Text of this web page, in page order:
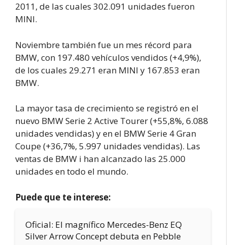
2011, de las cuales 302.091 unidades fueron
MINI.
Noviembre también fue un mes récord para
BMW, con 197.480 vehículos vendidos (+4,9%),
de los cuales 29.271 eran MINI y 167.853 eran
BMW.
La mayor tasa de crecimiento se registró en el
nuevo BMW Serie 2 Active Tourer (+55,8%, 6.088
unidades vendidas) y en el BMW Serie 4 Gran
Coupe (+36,7%, 5.997 unidades vendidas). Las
ventas de BMW i han alcanzado las 25.000
unidades en todo el mundo.
Puede que te interese:
Oficial: El magnífico Mercedes-Benz EQ
Silver Arrow Concept debuta en Pebble